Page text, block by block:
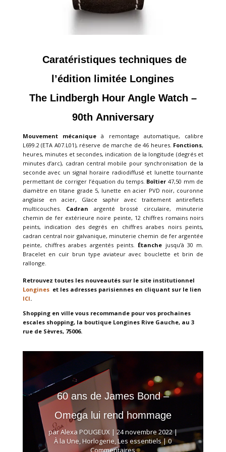
Caratéristiques techniques de
l’édition limitée Longines
The Lindbergh Hour Angle Watch –
90th Anniversary
Mouvement mécanique à remontage automatique, calibre
L699.2 (ETA A07.L01), réserve de marche de 46 heures. Fonctions,
heures, minutes et secondes, indication de la longitude (degrés et
minutes d’arc), cadran central mobile pour synchronisation de la
seconde avec un signal horaire radiodiffusé et lunette tournante
permettant de corriger l’équation du temps. Boîtier 47,50 mm de
diamètre en titane grade 5, lunette en acier PVD noir, couronne
anglaise en acier, Glace saphir avec traitement antireflets
multicouches. Cadran argenté brossé circulaire, minuterie
chemin de fer extérieure noire peinte, 12 chiffres romains noirs
peints, indication des degrés en chiffres arabes noirs peints,
cadran central noir galvanique, minuterie chemin de fer argentée
peinte, chiffres arabes argentés peints. Étanche jusqu’à 30 m.
Bracelet en cuir brun type aviateur avec bouclette et brin de
rallonge.
Retrouvez toutes les nouveautés sur le site institutionnel
Longineset les adresses parisiennes en cliquant sur le lien
ICI.
Shopping en ville vous recommande pour vos prochaines
escales shopping, la boutique Longines Rive Gauche, au 3
rue de Sèvres, 75006.
60 ans de James Bond –
Omega lui rend hommage
parAlexa POUGEUX| 24 novembre 2022|
À la Une, Horlogerie,Les essentiels| 0
Commentaires